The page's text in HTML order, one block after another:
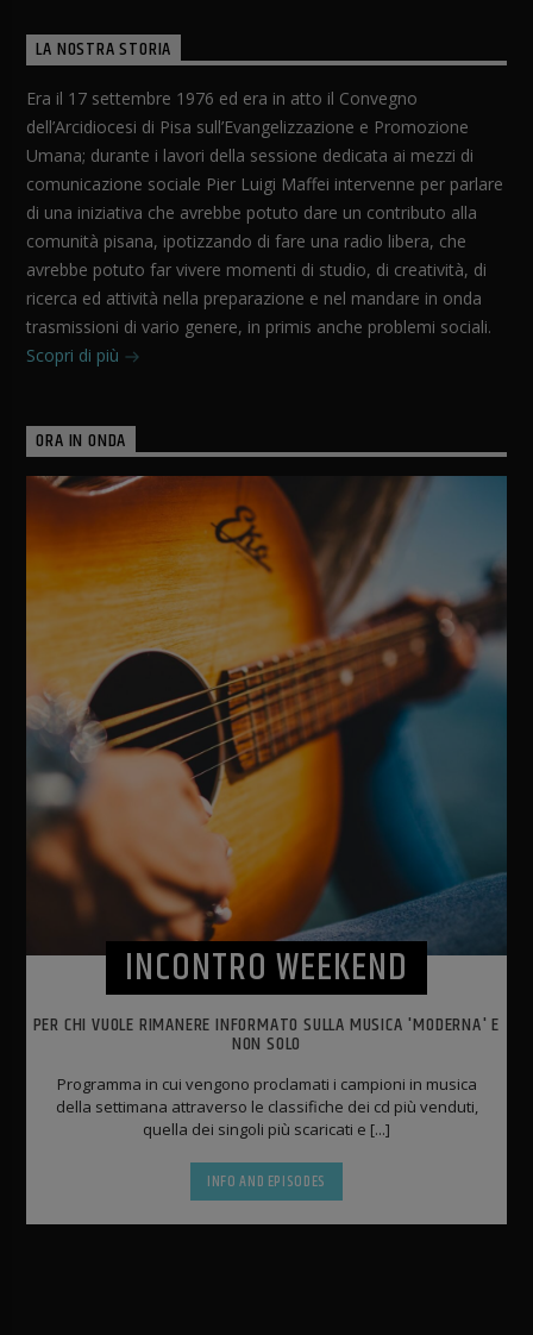
LA NOSTRA STORIA
Era il 17 settembre 1976 ed era in atto il Convegno
dell’Arcidiocesi di Pisa sull’Evangelizzazione e Promozione
Umana; durante i lavori della sessione dedicata ai mezzi di
comunicazione sociale Pier Luigi Maffei intervenne per parlare
di una iniziativa che avrebbe potuto dare un contributo alla
comunità pisana, ipotizzando di fare una radio libera, che
avrebbe potuto far vivere momenti di studio, di creatività, di
ricerca ed attività nella preparazione e nel mandare in onda
trasmissioni di vario genere, in primis anche problemi sociali.
Scopri di più
ORA IN ONDA
INCONTRO WEEKEND
PER CHI VUOLE RIMANERE INFORMATO SULLA MUSICA 'MODERNA' E
NON SOLO
Programma in cui vengono proclamati i campioni in musica
della settimana attraverso le classifiche dei cd più venduti,
quella dei singoli più scaricati e [...]
INFO AND EPISODES